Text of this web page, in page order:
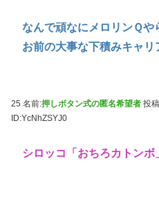
なんで頑なにメロリンＱや
お前の大事な下積みキャリ
25 名前:押しボタン式の匿名希望者 投
ID:YcNhZSYJ0
シロッコ「おちろカトンボ